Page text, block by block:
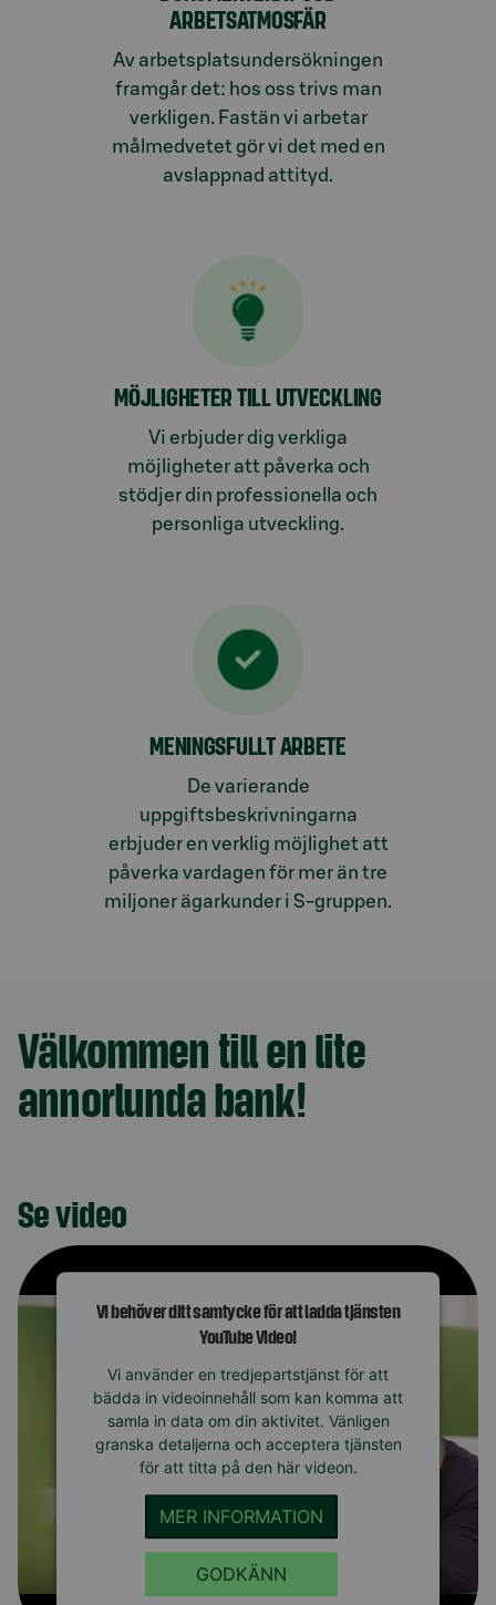
ARBETSATMOSFÄR
Av arbetsplatsundersökningen
framgår det: hos oss trivs man
verkligen. Fastän vi arbetar
målmedvetet gör vi det med en
avslappnad attityd.
MÖJLIGHETER TILL UTVECKLING
Vi erbjuder dig verkliga
möjligheter att påverka och
stödjer din professionella och
personliga utveckling.
MENINGSFULLT ARBETE
De varierande
uppgiftsbeskrivningarna
erbjuder en verklig möjlighet att
påverka vardagen för mer än tre
miljoner ägarkunder i S-gruppen.
Välkommen till en lite
annorlunda bank!
Se video
Vi behöver ditt samtycke för att ladda tjänsten
YouTube Video!
Vi använder en tredjepartstjänst för att
bädda in videoinnehåll som kan komma att
samla in data om din aktivitet. Vänligen
granska detaljerna och acceptera tjänsten
för att titta på den här videon.
MER INFORMATION
GODKÄNN